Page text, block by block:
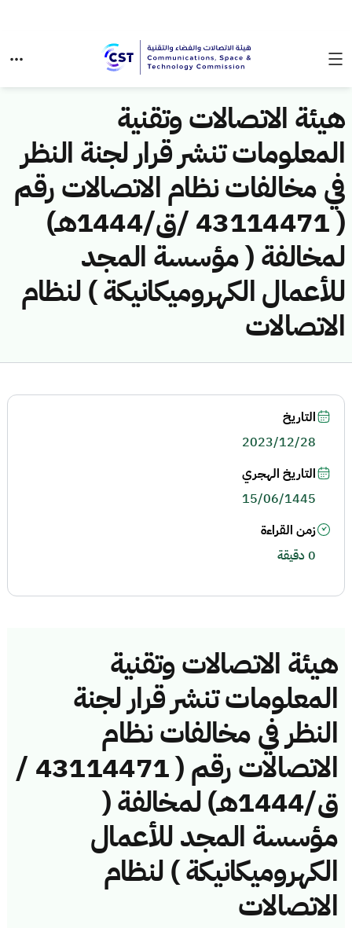
هيئة الاتصالات وتقنية
المعلومات تنشر قرار لجنة النظر
في مخالفات نظام الاتصالات رقم
( 43114471 /ق/1444هـ)
لمخالفة ( مؤسسة المجد
للأعمال الكهروميكانيكة ) لنظام
الاتصالات
هيئة الاتصالات وتقنية
المعلومات تنشر قرار لجنة
النظر في مخالفات نظام
الاتصالات رقم ( 43114471 /
ق/1444هـ) لمخالفة (
مؤسسة المجد للأعمال
الكهروميكانيكة ) لنظام
الاتصالات
التاريخ
2023/12/28
التاريخ الهجري
15/06/1445
زمن القراءة
0 دقيقة